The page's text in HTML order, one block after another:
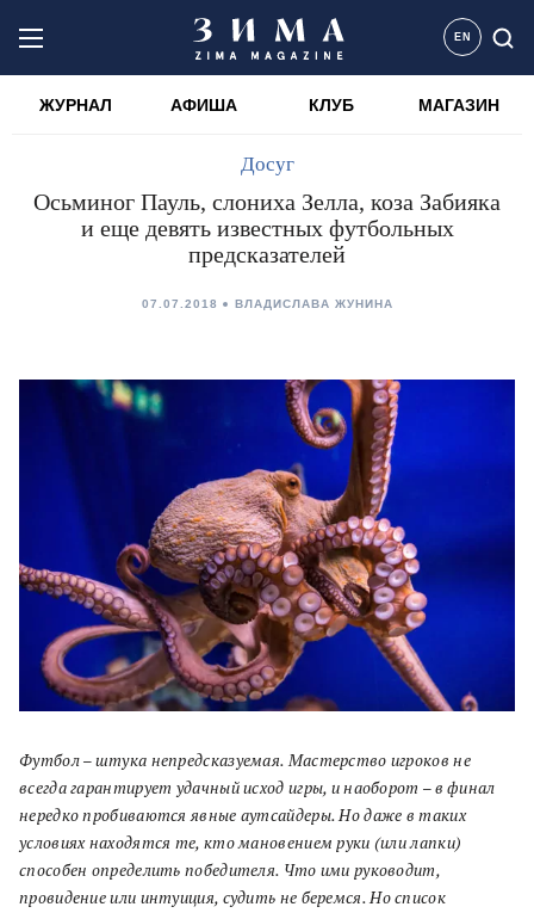
EN
ЖУРНАЛ АФИША КЛУБ МАГАЗИН
Досуг
Осьминог Пауль, слониха Зелла, коза Забияка
и еще девять известных футбольных
предсказателей
07.07.2018 ВЛАДИСЛАВА ЖУНИНА
Футбол – штука непредсказуемая. Мастерство игроков не
всегда гарантирует удачный исход игры, и наоборот – в финал
нередко пробиваются явные аутсайдеры. Но даже в таких
условиях находятся те, кто мановением руки (или лапки)
способен определить победителя. Что ими руководит,
провидение или интуиция, судить не беремся. Но список